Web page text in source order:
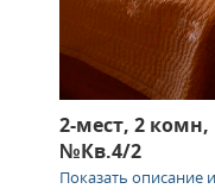
2-мест, 2
№Кв.4/2
Показать описание